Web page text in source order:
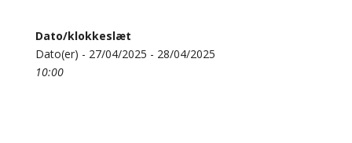
Dato/klokkeslæt
Dato(er) - 27/04/2025 - 28/04/2025
10:00